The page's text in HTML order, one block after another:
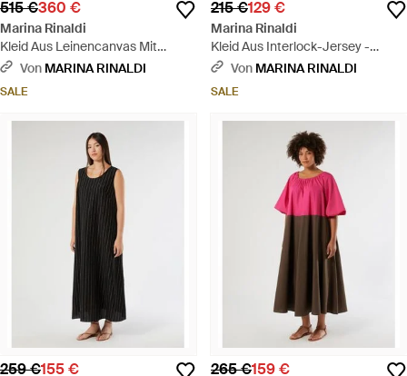
515 €360 €
Marina Rinaldi
Kleid Aus Leinencanvas Mit
Stickerei - Weiß
Von MARINA RINALDI
SALE
215 €129 €
Marina Rinaldi
Kleid Aus Interlock-Jersey -
Schwarz
Von MARINA RINALDI
SALE
259 €155 € 265 €159 €